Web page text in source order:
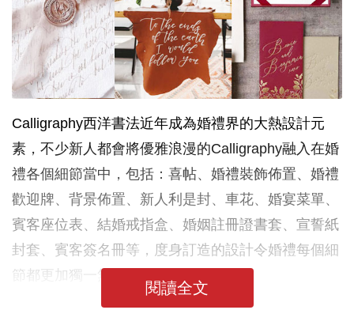
Calligraphy西洋書法近年成為婚禮界的大熱設計元
素，不少新人都會將優雅浪漫的Calligraphy融入在婚
禮各個細節當中，包括：喜帖、婚禮裝飾佈置、婚禮
歡迎牌、背景佈置、新人利是封、車花、婚宴菜單、
賓客座位表、結婚戒指盒、婚姻註冊證書套、宣誓紙
封套、賓客簽名冊等，度身訂造的設計令婚禮每個細
節都更加獨一無二！
閱讀全文